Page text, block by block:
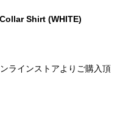
Shirt (WHITE)
ラインストアよりご購入頂